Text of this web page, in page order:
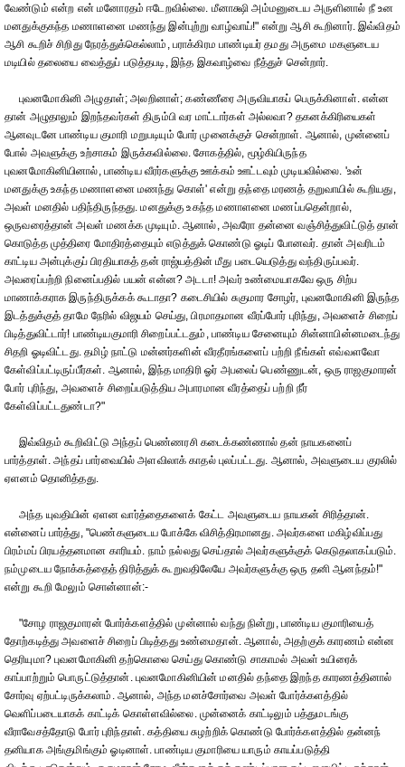
வேண்டும் என்ற என் மனோரதம் ஈடேறவில்லை. மீனாக்ஷி அம்மனுடைய அருளினால் நீ உன
மனதுக்குகந்த மணாளனை மணந்து இன்புற்று வாழ்வாய்!" என்று ஆசி கூறினார். இவ்விதம்
ஆசி கூறிச் சிறிது நேரத்துக்கெல்லாம், பராக்கிரம பாண்டியர் தமது அருமை மகளுடைய
மடியில் தலையை வைத்துப் படுத்தபடி, இந்த இகவாழ்வை நீத்துச் சென்றார்.
புவனமோகினி அழுதாள்; அலறினாள்; கண்ணீரை அருவியாகப் பெருக்கினாள். என்ன
தான் அழுதாலும் இறந்தவர்கள் திரும்பி வர மாட்டார்கள் அல்லவா? தகனக்கிரியைகள்
ஆனவுடனே பாண்டிய குமாரி மறுபடியும் போர் முனைக்குச் சென்றாள். ஆனால், முன்னைப்
போல் அவளுக்கு உற்சாகம் இருக்கவில்லை. சோகத்தில், மூழ்கியிருந்த
புவனமோகினியினால், பாண்டிய வீரர்களுக்கு ஊக்கம் ஊட்டவும் முடியவில்லை. 'உன்
மனதுக்கு உகந்த மணாளனை மணந்து கொள்' என்று தந்தை மரணத் தறுவாயில் கூறியது,
அவள் மனதில் பதிந்திருந்தது. மனதுக்கு உகந்த மணாளனை மணப்பதென்றால்,
ஒருவரைத்தான் அவள் மணக்க முடியும். ஆனால், அவரோ தன்னை வஞ்சித்துவிட்டுத் தான்
கொடுத்த முத்திரை மோதிரத்தையும் எடுத்துக் கொண்டு ஓடிப் போனவர். தான் அவரிடம்
காட்டிய அன்புக்குப் பிரதியாகத் தன் ராஜ்யத்தின் மீது படையெடுத்து வந்திருப்பவர்.
அவரைப்பற்றி நினைப்பதில் பயன் என்ன? அடடா! அவர் உண்மையாகவே ஒரு சிற்ப
மாணாக்கராக இருந்திருக்கக் கூடாதா? கடைசியில் சுகுமார சோழர், புவனமோகினி இருந்த
இடத்துக்குத் தாமே நேரில் விஜயம் செய்து, பிரமாதமான வீரப்போர் புரிந்து, அவளைச் சிறைப்
பிடித்துவிட்டார்! பாண்டியகுமாரி சிறைப்பட்டதும், பாண்டிய சேனையும் சின்னாபின்னமடைந்து
சிதறி ஓடிவிட்டது. தமிழ் நாட்டு மன்னர்களின் வீரதீரங்களைப் பற்றி நீங்கள் எவ்வளவோ
கேள்விப்பட்டிருப்பீர்கள். ஆனால், இந்த மாதிரி ஓர் அபலைப் பெண்ணுடன், ஒரு ராஜகுமாரன்
போர் புரிந்து, அவளைச் சிறைப்படுத்திய அபாரமான வீரத்தைப் பற்றி நீர்
கேள்விப்பட்டதுண்டா?"
இவ்விதம் கூறிவிட்டு அந்தப் பெண்ணரசி கடைக்கண்ணால் தன் நாயகனைப்
பார்த்தாள். அந்தப் பார்வையில் அளவிலாக் காதல் புலப்பட்டது. ஆனால், அவளுடைய குரலில்
ஏளனம் தொனித்தது.
அந்த யுவதியின் ஏளன வார்த்தைகளைக் கேட்ட அவளுடைய நாயகன் சிரித்தான்.
என்னைப் பார்த்து, "பெண்களுடைய போக்கே விசித்திரமானது. அவர்களை மகிழ்விப்பது
பிரம்மப் பிரயத்தனமான காரியம். நாம் நல்லது செய்தால் அவர்களுக்குக் கெடுதலாகப்படும்.
நம்முடைய நோக்கத்தைத் திரித்துக் கூறுவதிலேயே அவர்களுக்கு ஒரு தனி ஆனந்தம்!"
என்று கூறி மேலும் சொன்னான்:-
"சோழ ராஜகுமாரன் போர்க்களத்தில் முன்னால் வந்து நின்று, பாண்டிய குமாரியைத்
தோற்கடித்து அவளைச் சிறைப் பிடித்தது உண்மைதான். ஆனால், அதற்குக் காரணம் என்ன
தெரியுமா? புவனமோகினி தற்கொலை செய்து கொண்டு சாகாமல் அவள் உயிரைக்
காப்பாற்றும் பொருட்டுத்தான். புவனமோகினியின் மனதில் தந்தை இறந்த காரணத்தினால்
சோர்வு ஏற்பட்டிருக்கலாம். ஆனால், அந்த மனச்சோர்வை அவள் போர்க்களத்தில்
வெளிப்படையாகக் காட்டிக் கொள்ளவில்லை. முன்னைக் காட்டிலும் பத்துமடங்கு
வீராவேசத்தோடு போர் புரிந்தாள். கத்தியை சுழற்றிக் கொண்டு போர்க்களத்தில் தன்னந்
தனியாக அங்குமிங்கும் ஓடினாள். பாண்டிய குமாரியை யாரும் காயப்படுத்தி